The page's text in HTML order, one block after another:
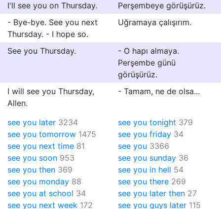
I'll see you on Thursday.
Perşembeye görüşürüz.
- Bye-bye. See you next
Thursday. - I hope so.
Uğramaya çalışırım.
See you Thursday.
- O hapı almaya.
Perşembe günü
görüşürüz.
I will see you Thursday,
Allen.
- Tamam, ne de olsa...
see you later 3234
see you tomorrow 1475
see you next time 81
see you soon 953
see you then 369
see you monday 88
see you at school 34
see you next week 172
see you tonight 379
see you friday 34
see you 3366
see you sunday 36
see you in hell 54
see you there 269
see you later then 27
see you guys later 115